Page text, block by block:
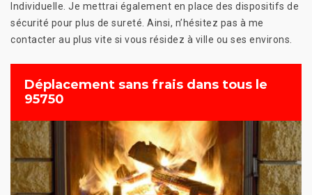
Individuelle. Je mettrai également en place des dispositifs de
sécurité pour plus de sureté. Ainsi, n’hésitez pas à me
contacter au plus vite si vous résidez à ville ou ses environs.
Déplacement sans frais dans tous le
95750